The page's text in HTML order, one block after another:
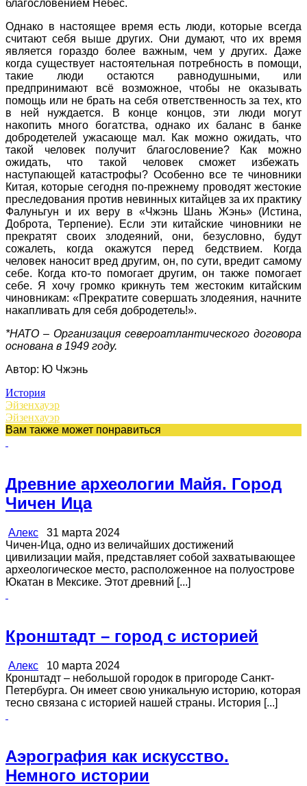
благословением Небес.
Однако в настоящее время есть люди, которые всегда
считают себя выше других. Они думают, что их время
является гораздо более важным, чем у других. Даже
когда существует настоятельная потребность в помощи,
такие люди остаются равнодушными, или
предпринимают всё возможное, чтобы не оказывать
помощь или не брать на себя ответственность за тех, кто
в ней нуждается. В конце концов, эти люди могут
накопить много богатства, однако их баланс в банке
добродетелей ужасающе мал. Как можно ожидать, что
такой человек получит благословение? Как можно
ожидать, что такой человек сможет избежать
наступающей катастрофы? Особенно все те чиновники
Китая, которые сегодня по-прежнему проводят жестокие
преследования против невинных китайцев за их практику
Фалуньгун и их веру в «Чжэнь Шань Жэнь» (Истина,
Доброта, Терпение). Если эти китайские чиновники не
прекратят своих злодеяний, они, безусловно, будут
сожалеть, когда окажутся перед бедствием. Когда
человек наносит вред другим, он, по сути, вредит самому
себе. Когда кто-то помогает другим, он также помогает
себе. Я хочу громко крикнуть тем жестоким китайским
чиновникам: «Прекратите совершать злодеяния, начните
накапливать для себя добродетель!».
*НАТО – Организация североатлантического договора
основана в 1949 году.
Автор: Ю Чжэнь
История
Эйзенхауэр
Эйзенхауэр
Вам также может понравиться
Древние археологии Майя. Город
Чичен Ица
Алекс 31 марта 2024
Чичен-Ица, одно из величайших достижений
цивилизации майя, представляет собой захватывающее
археологическое место, расположенное на полуострове
Юкатан в Мексике. Этот древний [...]
Кронштадт – город с историей
Алекс 10 марта 2024
Кронштадт – небольшой городок в пригороде Санкт-
Петербурга. Он имеет свою уникальную историю, которая
тесно связана с историей нашей страны. История [...]
Аэрография как искусство.
Немного истории